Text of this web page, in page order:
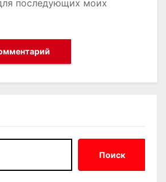
последующих моих
Поиск